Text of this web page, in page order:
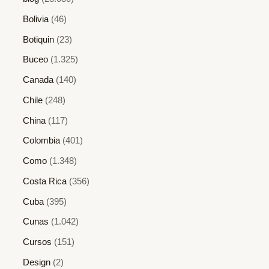
Bolivia(46)
Botiquin(23)
Buceo(1.325)
Canada(140)
Chile(248)
China(117)
Colombia(401)
Como(1.348)
Costa Rica(356)
Cuba(395)
Cunas (1.042)
Cursos (151)
Design(2)